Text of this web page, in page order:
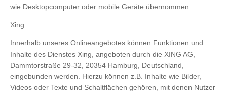
wie Desktopcomputer oder mobile Geräte übernommen.
Xing
Innerhalb unseres Onlineangebotes können Funktionen und
Inhalte des Dienstes Xing, angeboten durch die XING AG,
Dammtorstraße 29-32, 20354 Hamburg, Deutschland,
eingebunden werden. Hierzu können z.B. Inhalte wie Bilder,
Videos oder Texte und Schaltflächen gehören, mit denen Nutzer